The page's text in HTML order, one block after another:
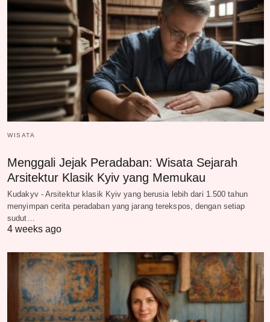
WISATA
Menggali Jejak Peradaban: Wisata Sejarah
Arsitektur Klasik Kyiv yang Memukau
Kudakyv - Arsitektur klasik Kyiv yang berusia lebih dari 1.500 tahun
menyimpan cerita peradaban yang jarang terekspos, dengan setiap
sudut…
4 weeks ago